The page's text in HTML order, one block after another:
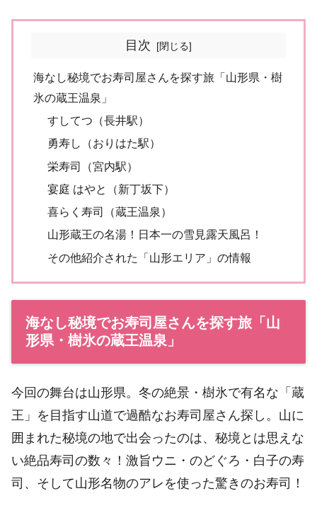
目次
海なし秘境でお寿司屋さんを探す旅「山形県・樹
氷の蔵王温泉」
すしてつ（長井駅）
勇寿し（おりはた駅）
栄寿司（宮内駅）
宴庭 はやと（新丁坂下）
喜らく寿司（蔵王温泉）
山形蔵王の名湯！日本一の雪見露天風呂！
その他紹介された「山形エリア」の情報
海なし秘境でお寿司屋さんを探す旅「山
形県・樹氷の蔵王温泉」
今回の舞台は山形県。冬の絶景・樹氷で有名な「蔵
王」を目指す山道で過酷なお寿司屋さん探し。山に
囲まれた秘境の地で出会ったのは、秘境とは思えな
い絶品寿司の数々！激旨ウニ・のどぐろ・白子の寿
司、そして山形名物のアレを使った驚きのお寿司！